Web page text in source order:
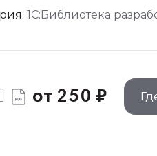
1С:Библиотека
от 250 ₽